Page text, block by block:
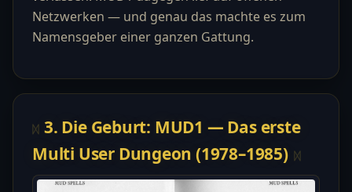
Netzwerken — und genau das machte es zum
Namensgeber einer ganzen Gattung.
3. Die Geburt: MUD1 — Das erste
Multi User Dungeon (1978–1985)